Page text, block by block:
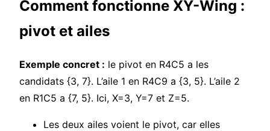
Comment fonctionne XY-Wing :
pivot et ailes
Exemple concret : le pivot en R4C5 a les
candidats {3, 7}. L’aile 1 en R4C9 a {3, 5}. L’aile 2
en R1C5 a {7, 5}. Ici, X=3, Y=7 et Z=5.
Les deux ailes voient le pivot, car elles